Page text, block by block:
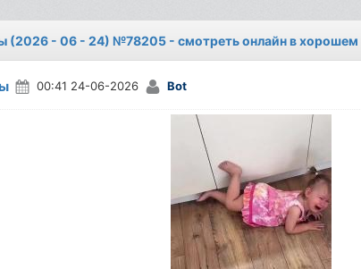
(2026 - 06 - 24) №78205 - смотреть онлайн в хорошем
00:41 24-06-2026 Bot